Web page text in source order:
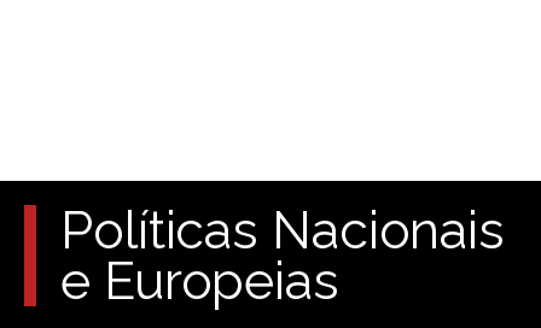
Políticas Nacionais
e Europeias